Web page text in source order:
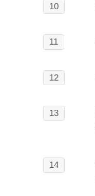
10
11
12
13
14